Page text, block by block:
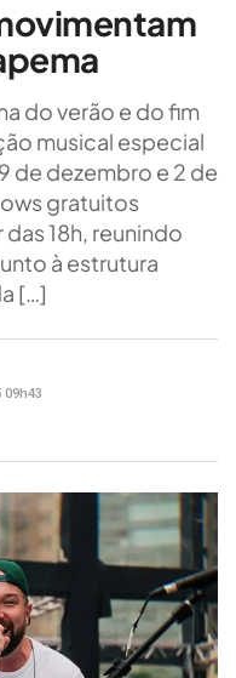
do verão e do fim
musical especial
de dezembro e 2 de
gratuitos
18h, reunindo
à estrutura
[…]
09h43